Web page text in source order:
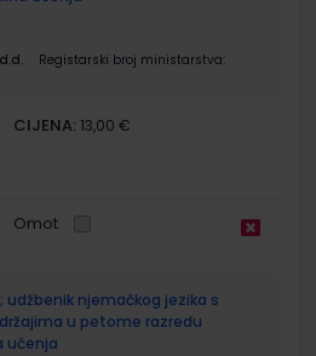
Registarski broj ministarstva:
CIJENA: 13,00 €
Omot
udžbenik njemačkog jezika s
u petome razredu
učenja